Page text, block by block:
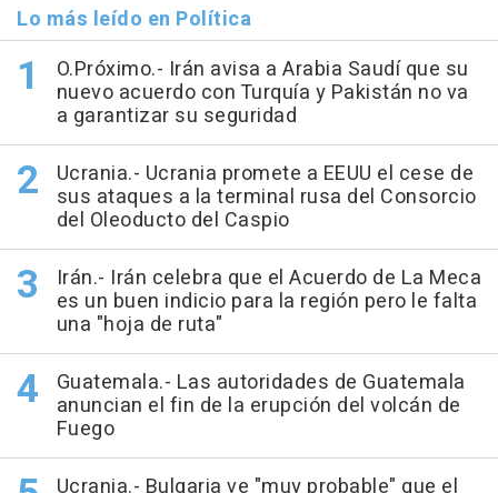
Lo más leído en Política
O.Próximo.- Irán avisa a Arabia Saudí que su
nuevo acuerdo con Turquía y Pakistán no va
a garantizar su seguridad
Ucrania.- Ucrania promete a EEUU el cese de
sus ataques a la terminal rusa del Consorcio
del Oleoducto del Caspio
Irán.- Irán celebra que el Acuerdo de La Meca
es un buen indicio para la región pero le falta
una "hoja de ruta"
Guatemala.- Las autoridades de Guatemala
anuncian el fin de la erupción del volcán de
Fuego